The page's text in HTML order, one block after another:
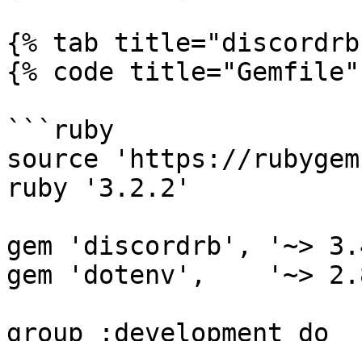
{% tab
{% code title="Gemfile"
```ruby
source 'https://
ruby '3.2.2'
gem 'discordrb', '~>
gem 'dotenv',    '~>
group :development do